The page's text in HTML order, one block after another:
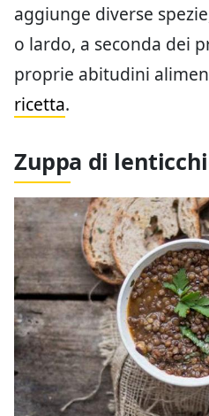
aggiunge diverse
o lardo, a seconda dei
proprie abitudini
ricetta.
Zuppa di